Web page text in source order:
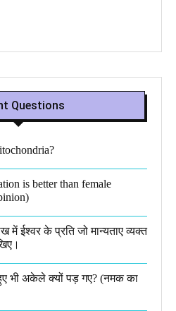
Questions
is better than female
में ईश्वर के प्रति जो मान्यताए व्यक्त
भी अकेले क्यों पड़ गए? (नमक का